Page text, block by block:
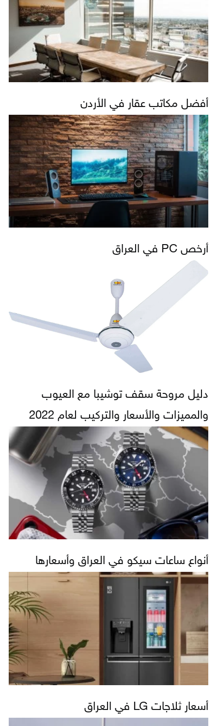
أفضل مكاتب عقار في الأردن
أرخص PC في العراق
دليل مروحة سقف توشيبا مع العيوب
والمميزات والأسعار والتركيب لعام 2022
أنواع ساعات سيكو في العراق وأسعارها
أسعار ثلاجات LG في العراق